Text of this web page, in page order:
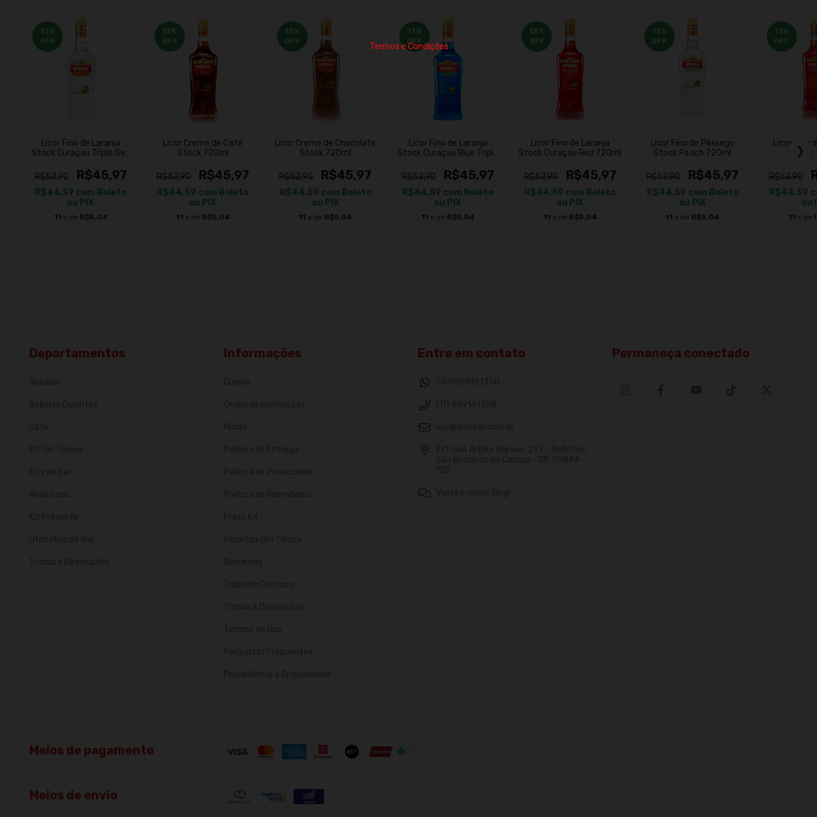
13%
OFF
Licor Fino de Laranja
Stock Curaçau Triple Sec
R$52,90
R$45,97
R$44,59 com Boleto
ou PIX
11 x de R$5,04
13%
OFF
Licor Creme de Café
Stock 720ml
R$52,90 R$45,97
R$44,59 com Boleto
ou PIX
11 x de R$5,04
13%
OFF
Licor Creme de Chocolate
Stock 720ml
R$52,90 R$45,97
R$44,59 com Boleto
ou PIX
11 x de R$5,04
13%
OFF
Licor Fino de Laranja
Stock Curaçau Blue Triple
R$52,90
R$45,97
R$44,59 com Boleto
ou PIX
11 x de R$5,04
13%
OFF
Licor Fino de Laranja
Stock Curaçau Red 720ml
R$52,90 R$45,97
R$44,59 com Boleto
ou PIX
11 x de R$5,04
13%
OFF
Licor Fino de Pêssego
Stock Peach 720ml
R$52,90 R$45,97
R$44,59 com Boleto
ou PIX
11 x de R$5,04
13%
OFF
Licor Fino
R$52,90
R$44,59
ou
11 x de
❯
Departamentos Informações Entre em contato Permaneça conectado
Meios de pagamento
Meios de envio
Termos e Condições